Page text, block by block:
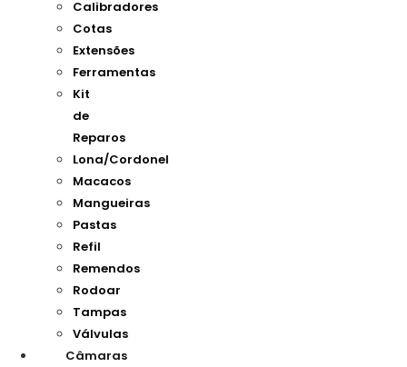
Calibradores
Cotas
Extensões
Ferramentas
Kit
de
Reparos
Lona/Cordonel
Macacos
Mangueiras
Pastas
Refil
Remendos
Rodoar
Tampas
Válvulas
Câmaras